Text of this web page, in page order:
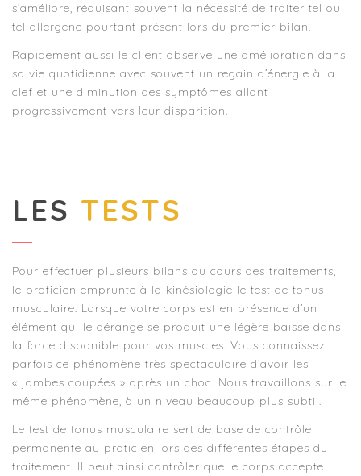
s’améliore, réduisant souvent la nécessité de traiter tel ou
tel allergène pourtant présent lors du premier bilan.
Rapidement aussi le client observe une amélioration dans
sa vie quotidienne avec souvent un regain d’énergie à la
clef et une diminution des symptômes allant
progressivement vers leur disparition.
LES TESTS
Pour effectuer plusieurs bilans au cours des traitements,
le praticien emprunte à la kinésiologie le test de tonus
musculaire. Lorsque votre corps est en présence d’un
élément qui le dérange se produit une légère baisse dans
la force disponible pour vos muscles. Vous connaissez
parfois ce phénomène très spectaculaire d’avoir les
« jambes coupées » après un choc. Nous travaillons sur le
même phénomène, à un niveau beaucoup plus subtil.
Le test de tonus musculaire sert de base de contrôle
permanente au praticien lors des différentes étapes du
traitement. Il peut ainsi contrôler que le corps accepte